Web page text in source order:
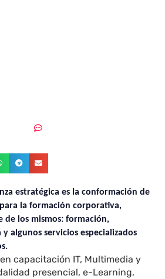
estratégica es la conformación de
la formación corporativa,
los mismos: formación,
algunos servicios especializados
capacitación IT, Multimedia y
presencial, e-Learning,